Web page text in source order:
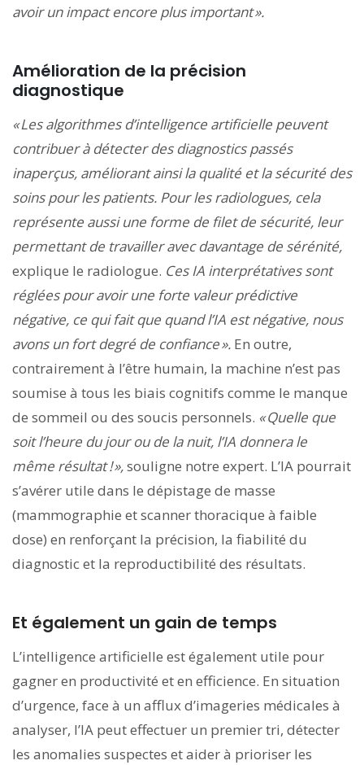
avoir un impact encore plus important ».
Amélioration de la précision
diagnostique
« Les algorithmes d’intelligence artificielle peuvent
contribuer à détecter des diagnostics passés
inaperçus, améliorant ainsi la qualité et la sécurité des
soins pour les patients. Pour les radiologues, cela
représente aussi une forme de filet de sécurité, leur
permettant de travailler avec davantage de sérénité,
explique le radiologue. Ces IA interprétatives sont
réglées pour avoir une forte valeur prédictive
négative, ce qui fait que quand l’IA est négative, nous
avons un fort degré de confiance ». En outre,
contrairement à l’être humain, la machine n’est pas
soumise à tous les biais cognitifs comme le manque
de sommeil ou des soucis personnels. « Quelle que
soit l’heure du jour ou de la nuit, l’IA donnera le
même résultat ! »,souligne notre expert. L’IA pourrait
s’avérer utile dans le dépistage de masse
(mammographie et scanner thoracique à faible
dose) en renforçant la précision, la fiabilité du
diagnostic et la reproductibilité des résultats.
Et également un gain de temps
L’intelligence artificielle est également utile pour
gagner en productivité et en efficience. En situation
d’urgence, face à un afflux d’imageries médicales à
analyser, l’IA peut effectuer un premier tri, détecter
les anomalies suspectes et aider à prioriser les